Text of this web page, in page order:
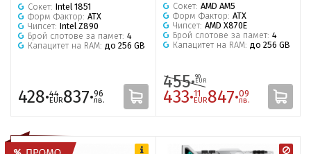
Сокет: Intel 1851
Форм Фактор: ATX
Чипсет: Intel Z890
Брой слотове за памет: 4
Капацитет на RAM: до 256 GB
428·44
EUR837·96
лв.
Сокет: AMD AM5
Форм Фактор: ATX
Чипсет: AMD X870E
Брой слотове за памет: 4
Капацитет на RAM: до 256 GB
455·90
EUR
433·11
EUR847·09
лв.